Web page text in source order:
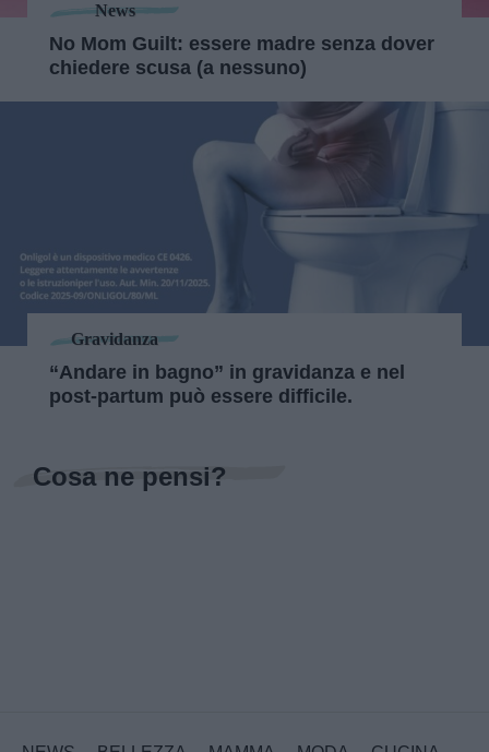
News
No Mom Guilt: essere madre senza dover
chiedere scusa (a nessuno)
Gravidanza
“Andare in bagno” in gravidanza e nel
post-partum può essere difficile.
Cosa ne pensi?